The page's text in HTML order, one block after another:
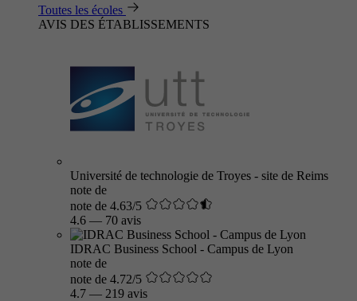
Toutes les écoles
AVIS DES ÉTABLISSEMENTS
Université de technologie de Troyes - site de Reims
note de
note de 4.63/5
4.6 — 70 avis
IDRAC Business School - Campus de Lyon
note de
note de 4.72/5
4.7 — 219 avis